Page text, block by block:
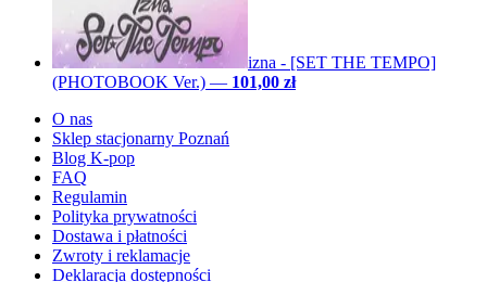
izna - [SET THE TEMPO]
(PHOTOBOOK Ver.) — 101,00 zł
O nas
Sklep stacjonarny Poznań
Blog K-pop
FAQ
Regulamin
Polityka prywatności
Dostawa i płatności
Zwroty i reklamacje
Deklaracja dostępności